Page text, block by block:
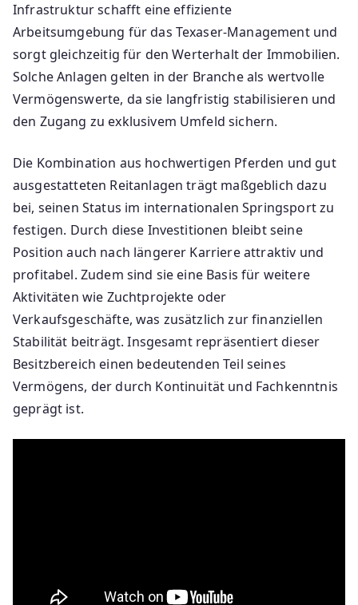
Infrastruktur schafft eine effiziente
Arbeitsumgebung für das Texaser-Management und
sorgt gleichzeitig für den Werterhalt der Immobilien.
Solche Anlagen gelten in der Branche als wertvolle
Vermögenswerte, da sie langfristig stabilisieren und
den Zugang zu exklusivem Umfeld sichern.
Die Kombination aus hochwertigen Pferden und gut
ausgestatteten Reitanlagen trägt maßgeblich dazu
bei, seinen Status im internationalen Springsport zu
festigen. Durch diese Investitionen bleibt seine
Position auch nach längerer Karriere attraktiv und
profitabel. Zudem sind sie eine Basis für weitere
Aktivitäten wie Zuchtprojekte oder
Verkaufsgeschäfte, was zusätzlich zur finanziellen
Stabilität beiträgt. Insgesamt repräsentiert dieser
Besitzbereich einen bedeutenden Teil seines
Vermögens, der durch Kontinuität und Fachkenntnis
geprägt ist.